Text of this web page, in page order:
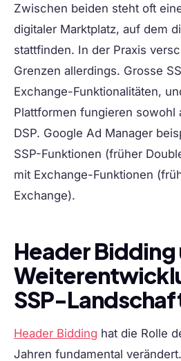
Zwischen beiden steht oft
digitaler Marktplatz, auf dem
stattfinden. In der Praxis
Grenzen allerdings. Grosse
Exchange-Funktionalitäten,
Plattformen fungieren sowohl
DSP. Google Ad Manager
SSP-Funktionen (früher
mit Exchange-Funktionen
Exchange).
Header Bidding
SSP-
Header Bidding hat die Rolle
Jahren fundamental